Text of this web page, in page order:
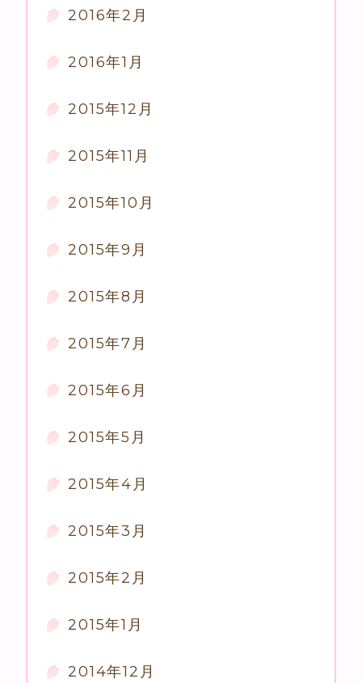
2016年2月
2016年1月
2015年12月
2015年11月
2015年10月
2015年9月
2015年8月
2015年7月
2015年6月
2015年5月
2015年4月
2015年3月
2015年2月
2015年1月
2014年12月